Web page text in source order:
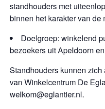
standhouders met
binnen het karakter van de
Doelgroep: winkelend
bezoekers uit Apeldoorn
Standhouders kunnen
van Winkelcentrum De
welkom@eglantier.nl.